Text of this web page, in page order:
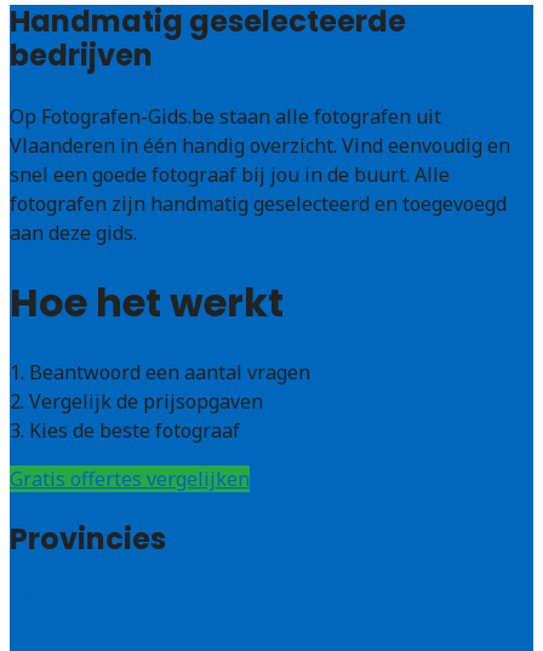
Handmatig geselecteerde
bedrijven
Op Fotografen-Gids.be staan alle fotografen uit
Vlaanderen in één handig overzicht. Vind eenvoudig en
snel een goede fotograaf bij jou in de buurt. Alle
fotografen zijn handmatig geselecteerd en toegevoegd
aan deze gids.
Hoe het werkt
1. Beantwoord een aantal vragen
2. Vergelijk de prijsopgaven
3. Kies de beste fotograaf
Gratis offertes vergelijken
Provincies